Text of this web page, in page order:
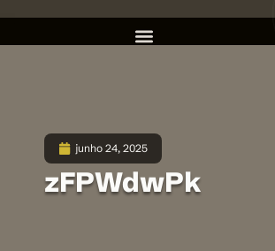
junho 24, 2025
zFPWdwPk